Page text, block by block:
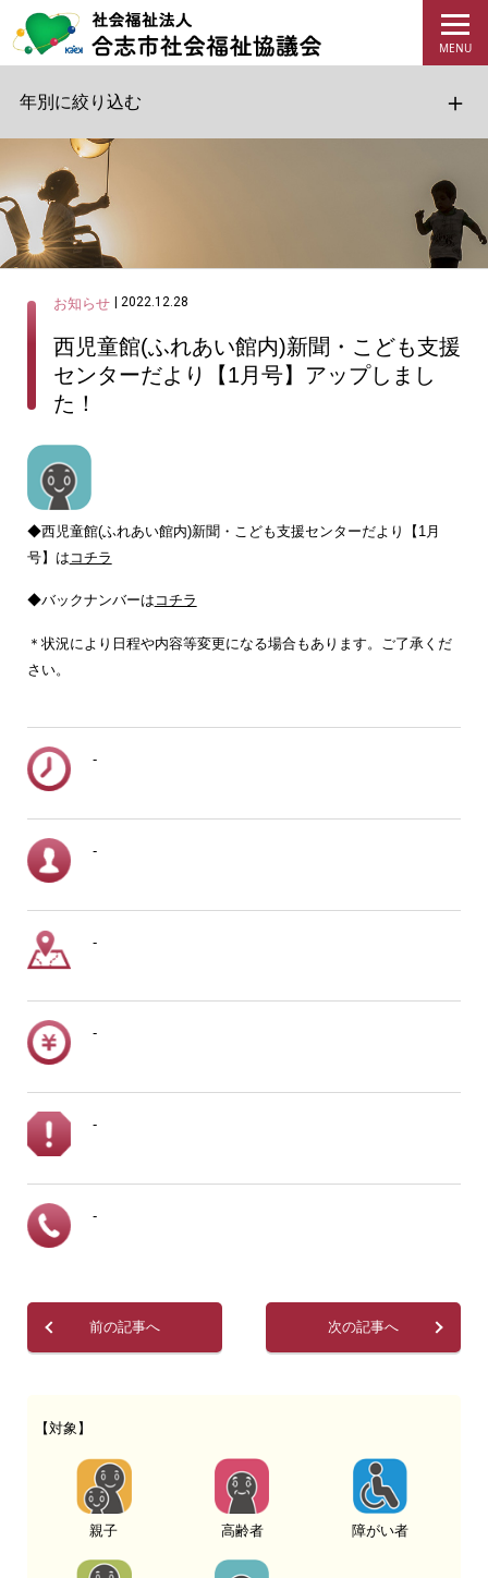
年別に絞り込む
お知らせ | 2022.12.28
西児童館(ふれあい館内)新聞・こども支援
センターだより【1月号】アップしまし
た！
◆西児童館(ふれあい館内)新聞・こども支援センターだより【1月
号】は コチラ
◆バックナンバーは コチラ
＊状況により日程や内容等変更になる場合もあります。ご了承くだ
さい。
-
-
-
-
-
-
前の記事へ 次の記事へ
【対象】
親子 高齢者 障がい者